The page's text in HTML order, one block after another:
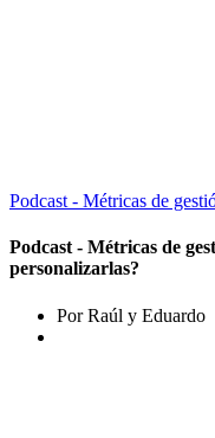
Podcast - Métricas de
Podcast - Métricas de
personalizarlas?
Por Raúl y Eduardo